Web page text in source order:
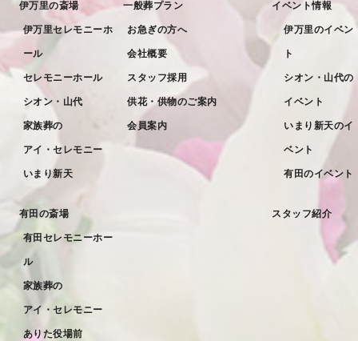
伊万里の斎場
伊万里セレモニーホ
ール
セレモニーホール
シオン・山代
家族葬の
アイ・セレモニー
いまり新天
有田の斎場
有田セレモニーホー
ル
家族葬の
アイ・セレモニー
ありた役場前
一般葬プラン
お急ぎの方へ
会社概要
スタッフ採用
供花・供物のご案内
会員案内
イベント情報
伊万里のイベン
ト
シオン・山代の
イベント
いまり新天のイ
ベント
有田のイベント
スタッフ紹介